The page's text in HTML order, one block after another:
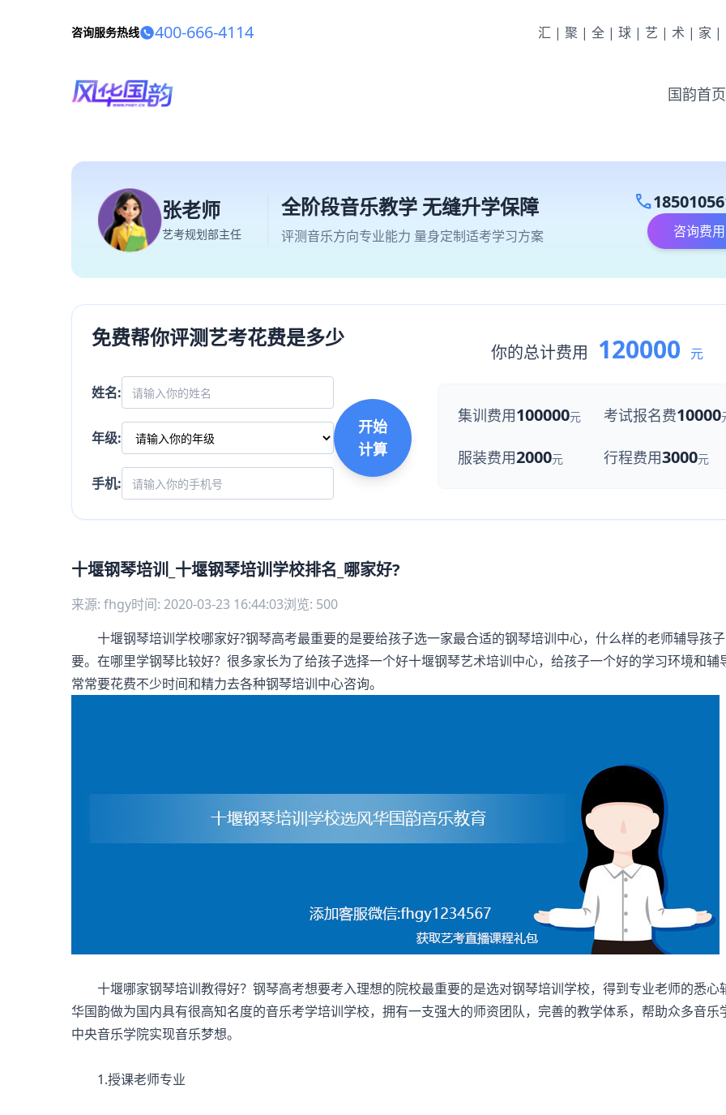
咨询服务热线 400-666-4114 汇|聚|全|球|艺|术|家|
国韵首页
张老师
艺考规划部主任
全阶段音乐教学 无缝升学保障
评测音乐方向专业能力 量身定制适考学习方案
call
咨询费用
免费帮你评测艺考花费是多少
姓名:
年级:
手机:
开始
计算
你的总计费用 120000 元
集训费用100000元 考试报名费10000
服装费用2000元 行程费用3000元
十堰钢琴培训_十堰钢琴培训学校排名_哪家好?
来源: fhgy时间: 2020-03-23 16:44:03浏览: 500
十堰钢琴培训学校哪家好?钢琴高考最重要的是要给孩子选一家最合适的钢琴培训中心，什么样的老师辅导孩
要。在哪里学钢琴比较好？很多家长为了给孩子选择一个好十堰钢琴艺术培训中心，给孩子一个好的学习环境和辅
常常要花费不少时间和精力去各种钢琴培训中心咨询。
十堰哪家钢琴培训教得好？钢琴高考想要考入理想的院校最重要的是选对钢琴培训学校，得到专业老师的悉心
华国韵做为国内具有很高知名度的音乐考学培训学校，拥有一支强大的师资团队，完善的教学体系，帮助众多音乐
中央音乐学院实现音乐梦想。
1.授课老师专业